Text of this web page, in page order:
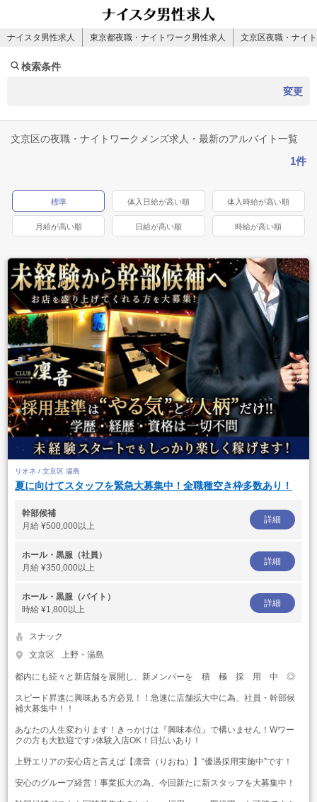
ナイスタ男性求人 東京都夜職・ナイトワーク男性求人 文京区夜職・ナイ
検索条件
変更
文京区の夜職・ナイトワークメンズ求人・最新のアルバイト一覧
1件
標準 体入日給が高い順 体入時給が高い順
月給が高い順 日給が高い順 時給が高い順
リオネ / 文京区 湯島
夏に向けてスタッフを緊急大募集中！全職種空き枠多数あり！
幹部候補
月給 ¥500,000以上
詳細
ホール・黒服（社員）
月給 ¥350,000以上
詳細
ホール・黒服（バイト）
時給 ¥1,800以上
詳細
スナック
文京区
上野・湯島
都内にも続々と新店舗を展開し、新メンバーを 積 極 採 用 中 ◎
スピード昇進に興味ある方必見！！急速に店舗拡大中に為、社員・幹部候
補大募集中！！
あなたの人生変わります！きっかけは『興味本位』で構いません！Wワー
クの方も大歓迎です♪体験入店OK！日払いあり！
上野エリアの安心店と言えば【凛音（りおね）】“優遇採用実施中”です！
安心のグループ経営！事業拡大の為、今回新たに新スタッフを大募集中！